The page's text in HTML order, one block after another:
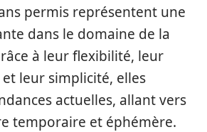
permis représentent une
dans le domaine de la
à leur flexibilité, leur
leur simplicité, elles
actuelles, allant vers
temporaire et éphémère.